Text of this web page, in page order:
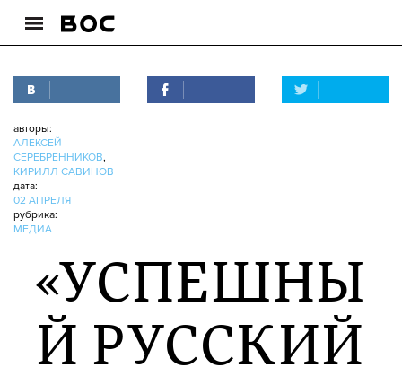
авторы:
АЛЕКСЕЙ
СЕРЕБРЕННИКОВ,
КИРИЛЛ САВИНОВ
дата:
02 АПРЕЛЯ
рубрика:
МЕДИА
«УСПЕШНЫ
Й РУССКИЙ